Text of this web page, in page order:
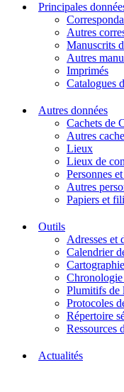
Principales
Autres
Manuscrits
Autres
Imprimés
Catalogues
Autres données
Cachets de
Autres
Lieux
Lieux de
Personnes
Autres
Papiers et
Outils
Adresses et
Calendrier
Cartographie
Plumitifs de
Protocoles
Répertoire
Ressources
Actualités